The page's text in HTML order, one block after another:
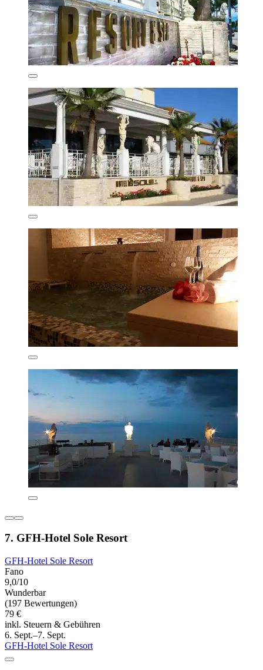
7. GFH-Hotel Sole Resort
GFH-Hotel Sole Resort
Fano
9,0/10
Wunderbar
(197 Bewertungen)
79 €
inkl. Steuern & Gebühren
6. Sept.–7. Sept.
GFH-Hotel Sole Resort